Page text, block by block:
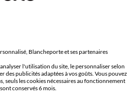
Mondial Relay uniquement
Blancheporte et ses partenaires
l'utilisation du site, le personnaliser selon
des publicités adaptées à vos goûts. Vous pouvez
seuls les cookies nécessaires au fonctionnement
conservés 6 mois.